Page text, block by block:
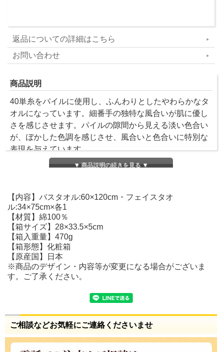
返品についての詳細はこちら
お問い合わせ
商品説明
40単糸をパイルに使用し、ふんわりとしたやわらかなタ
オルになっています。細番手の独特な風合いが肌に優し
さを感じさせます。パイルの隙間から見える淡い色合い
が、ぼかした色調を感じさせ、風合いと色合いに特別な
表現を与えています。
▼ 商品説明の続きを見る ▼
【内容】バスタオル:60×120cm・フェイスタオ
ル:34×75cm×各1
【材質】綿100％
【箱サイズ】28×33.5×5cm
【箱入重量】470g
【箱形態】化粧箱
【原産国】日本
※商品のデザイン・内容等が変更になる場合がございま
す。ご了承ください。
ご相談などお気軽にご連絡くださいませ